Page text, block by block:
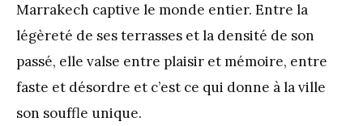
Marrakech captive le monde entier. Entre la
légèreté de ses terrasses et la densité de son
passé, elle valse entre plaisir et mémoire, entre
faste et désordre et c’est ce qui donne à la ville
son souffle unique.